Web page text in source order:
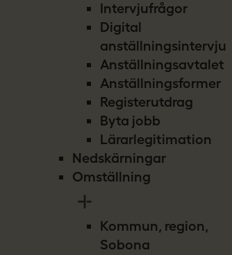
Intervjufrågor
Digital
anställningsintervju
Anställningsavtalet
Anställningsformer
Registerutdrag
Byta jobb
Lärarlegitimation
Nedskärningar
Omställning
Kommun, region,
Sobona